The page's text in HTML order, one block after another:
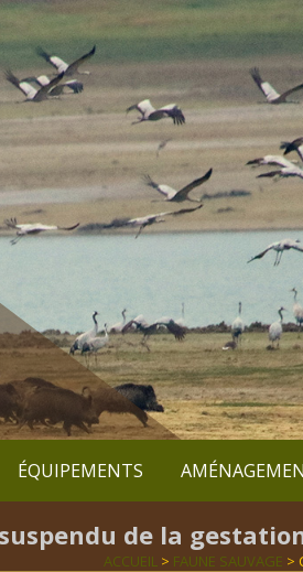
ÉQUIPEMENTS
de la
ACCUEIL > FAUNE SAUVAGE >